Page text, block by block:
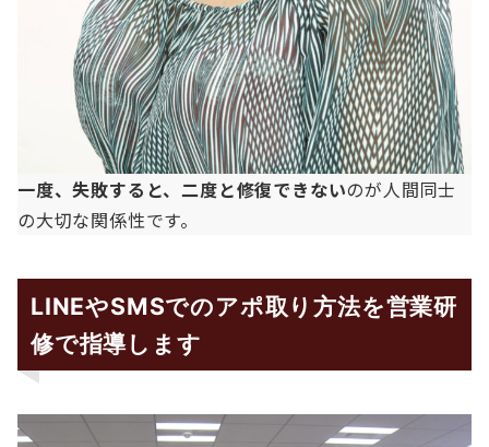
一度、失敗すると、二度と修復できないのが人間同士
の大切な関係性です。
LINEやSMSでのアポ取り方法を営業研
修で指導します